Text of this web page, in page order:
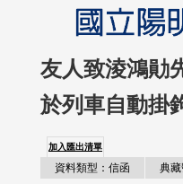
友人致淩鴻勛
於列車自動掛
加入匯出清單
資料類型：信函 典